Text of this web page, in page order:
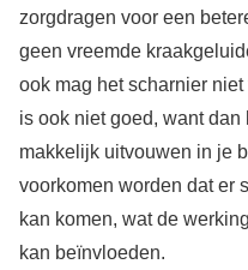
zorgdragen voor een
geen vreemde
ook mag het scharnier
is ook niet goed, want
makkelijk uitvouwen in je
voorkomen worden dat er
kan komen, wat de
kan beïnvloeden.